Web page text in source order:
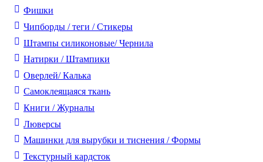
Фишки
Чипборды / теги / Стикеры
Штампы силиконовые/ Чернила
Натирки / Штампики
Оверлей/ Калька
Самоклеящаяся ткань
Книги / Журналы
Люверсы
Машинки для вырубки и тиснения / Формы
Текстурный кардсток